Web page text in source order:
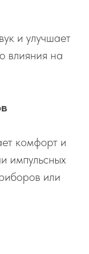
и улучшает
влияния на
комфорт и
импульсных
или